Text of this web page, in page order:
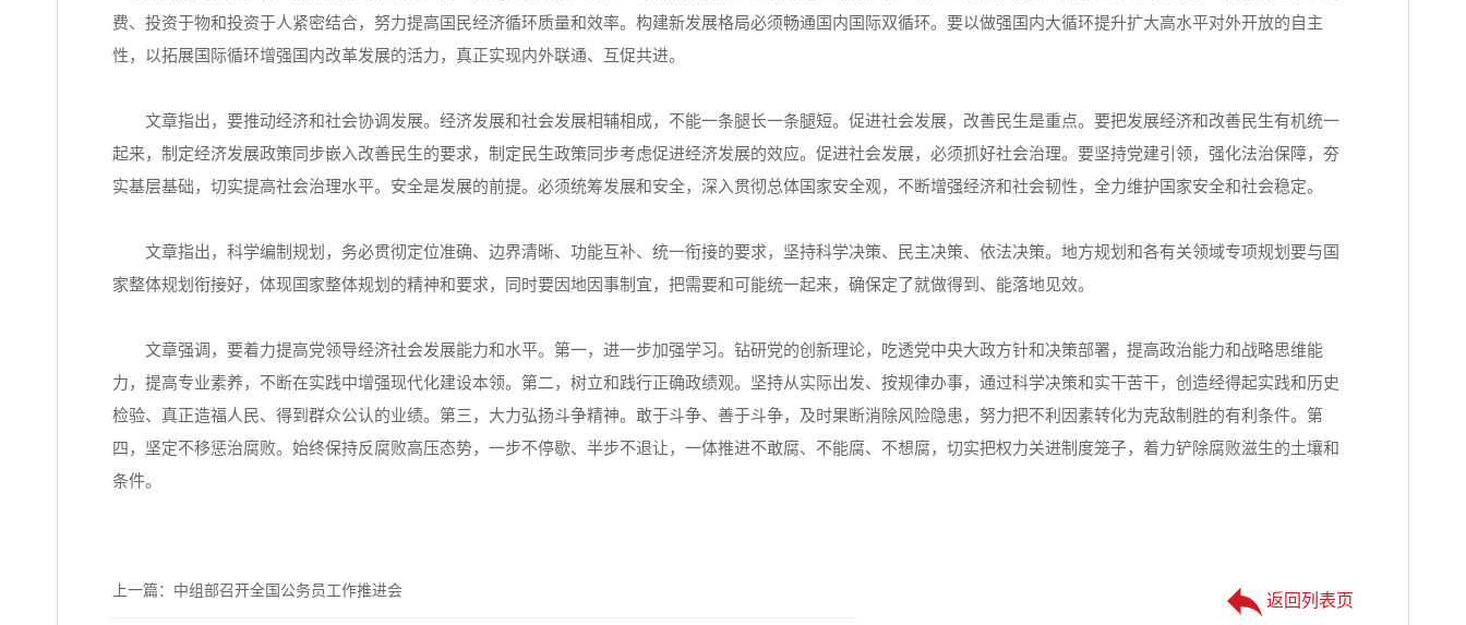
费、投资于物和投资于人紧密结合，努力提高国民经济循环质量和效率。构建新发展格局必须畅通国内国际双循环。要以做强国内大循环提升扩大高水平对外开放的自主
性，以拓展国际循环增强国内改革发展的活力，真正实现内外联通、互促共进。
文章指出，要推动经济和社会协调发展。经济发展和社会发展相辅相成，不能一条腿长一条腿短。促进社会发展，改善民生是重点。要把发展经济和改善民生有机统一
起来，制定经济发展政策同步嵌入改善民生的要求，制定民生政策同步考虑促进经济发展的效应。促进社会发展，必须抓好社会治理。要坚持党建引领，强化法治保障，夯
实基层基础，切实提高社会治理水平。安全是发展的前提。必须统筹发展和安全，深入贯彻总体国家安全观，不断增强经济和社会韧性，全力维护国家安全和社会稳定。
文章指出，科学编制规划，务必贯彻定位准确、边界清晰、功能互补、统一衔接的要求，坚持科学决策、民主决策、依法决策。地方规划和各有关领域专项规划要与国
家整体规划衔接好，体现国家整体规划的精神和要求，同时要因地因事制宜，把需要和可能统一起来，确保定了就做得到、能落地见效。
文章强调，要着力提高党领导经济社会发展能力和水平。第一，进一步加强学习。钻研党的创新理论，吃透党中央大政方针和决策部署，提高政治能力和战略思维能
力，提高专业素养，不断在实践中增强现代化建设本领。第二，树立和践行正确政绩观。坚持从实际出发、按规律办事，通过科学决策和实干苦干，创造经得起实践和历史
检验、真正造福人民、得到群众公认的业绩。第三，大力弘扬斗争精神。敢于斗争、善于斗争，及时果断消除风险隐患，努力把不利因素转化为克敌制胜的有利条件。第
四，坚定不移惩治腐败。始终保持反腐败高压态势，一步不停歇、半步不退让，一体推进不敢腐、不能腐、不想腐，切实把权力关进制度笼子，着力铲除腐败滋生的土壤和
条件。
上一篇：中组部召开全国公务员工作推进会
返回列表页